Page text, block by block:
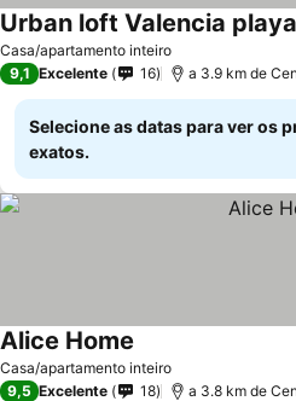
Casa/apartamento inteiro
Urban loft Valencia playa
9,1 Excelente 16 a 3.9 km de
Selecione as datas para ver os
exatos.
Casa/apartamento inteiro
Alice Home
9,5 Excelente 18 a 3.8 km de